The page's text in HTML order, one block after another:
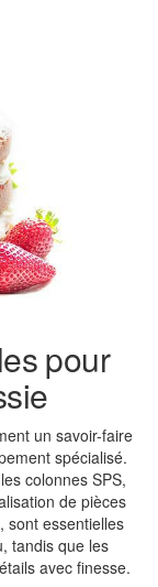
pour
un savoir-faire
spécialisé.
colonnes SPS,
de pièces
sont essentielles
tandis que les
avec finesse.